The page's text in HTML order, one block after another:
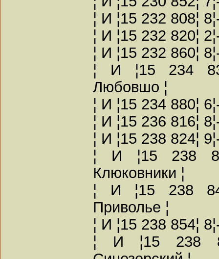
¦ И ¦15 232 808¦
¦ И ¦15 232 820¦
¦ И ¦15 232 860¦
¦ И ¦15 234
Любовшо ¦
¦ И ¦15 234 880¦
¦ И ¦15 236 816¦
¦ И ¦15 238 824¦
¦ И ¦15 238
Клюковники ¦
¦ И ¦15 238
Приволье ¦
¦ И ¦15 238 854¦
¦ И ¦15 238